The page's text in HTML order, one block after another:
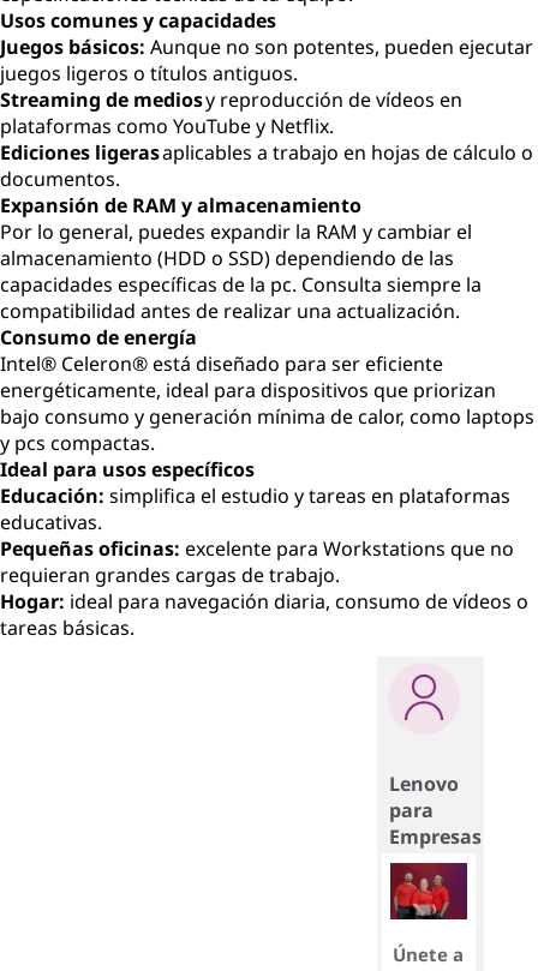
Usos comunes y capacidades
Juegos básicos: Aunque no son potentes, pueden ejecutar
juegos ligeros o títulos antiguos.
Streaming de mediosy reproducción de vídeos en
plataformas como YouTube y Netflix.
Ediciones ligerasaplicables a trabajo en hojas de cálculo o
documentos.
Expansión de RAM y almacenamiento
Por lo general, puedes expandir la RAM y cambiar el
almacenamiento (HDD o SSD) dependiendo de las
capacidades específicas de la pc. Consulta siempre la
compatibilidad antes de realizar una actualización.
Consumo de energía
Intel® Celeron® está diseñado para ser eficiente
energéticamente, ideal para dispositivos que priorizan
bajo consumo y generación mínima de calor, como laptops
y pcs compactas.
Ideal para usos específicos
Educación: simplifica el estudio y tareas en plataformas
educativas.
Pequeñas oficinas: excelente para Workstations que no
requieran grandes cargas de trabajo.
Hogar: ideal para navegación diaria, consumo de vídeos o
tareas básicas.
Lenovo
para
Empresas
Únete a